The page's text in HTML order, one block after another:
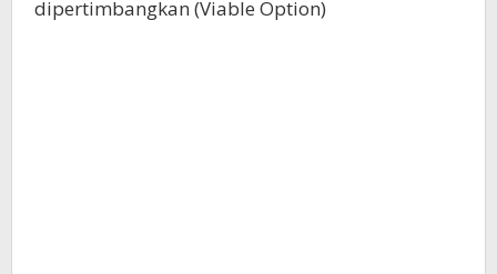
dipertimbangkan (Viable Option)